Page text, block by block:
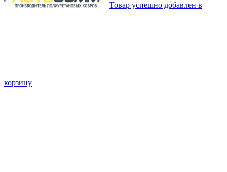
Товар успешно добавлен в
корзину